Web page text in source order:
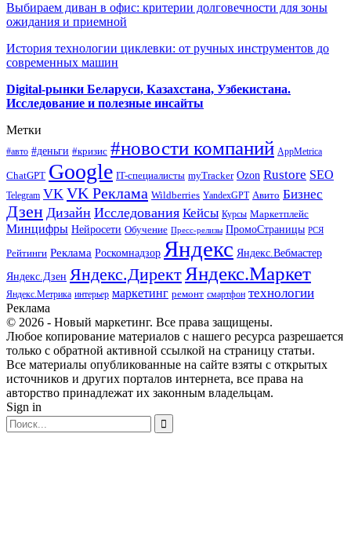
Выбираем диван в офис: критерии долговечности для зоны
ожидания и приемной
История технологии циклевки: от ручных инструментов до
современных машин
Digital-рынки Беларуси, Казахстана, Узбекистана.
Исследование и полезные инсайты
Метки
#авто #деньги #кризис #новости компаний AppMetrica
ChatGPT Google IT-специалисты myTracker Ozon Rustore SEO
Telegram VK VK Реклама Wildberries YandexGPT Авито Бизнес
Дзен Дизайн Исследования Кейсы Курсы Маркетплейс
Минцифры Нейросети Обучение Пресс-релизы ПромоСтраницы РСЯ
Рейтинги Реклама Роскомнадзор Яндекс Яндекс.Вебмастер
Яндекс.Дзен Яндекс.ДиректЯндекс.Маркет
Яндекс.Метрика интерьер маркетинг ремонт смартфон технологии
Реклама
© 2026 - Новый маркетинг. Все права защищены.
Любое копирование материалов с нашего ресурса разрешается
только с обратной активной ссылкой на страницу статьи.
Все материалы опубликованные на сайте взяты с открытых
источников и других порталов интернета, все права на
авторство принадлежат их законным владельцам.
Sign in